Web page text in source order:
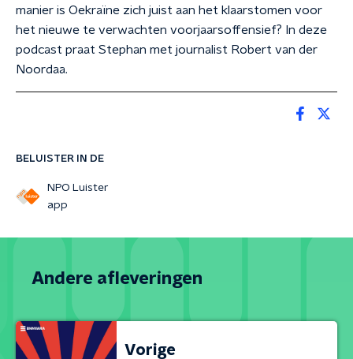
BELUISTER IN DE
NPO Luister
app
manier is Oekraïne zich juist aan het klaarstomen voor
het nieuwe te verwachten voorjaarsoffensief? In deze
podcast praat Stephan met journalist Robert van der
Noordaa.
Andere afleveringen
Vorige